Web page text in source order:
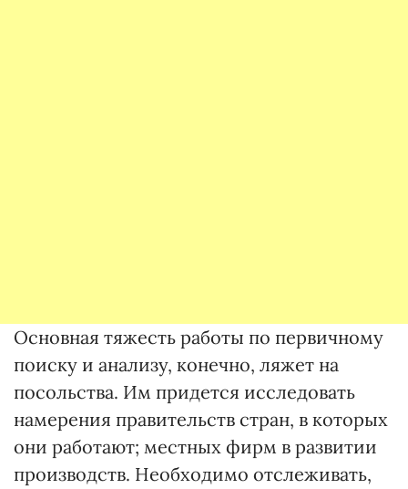
Основная тяжесть работы по первичному
поиску и анализу, конечно, ляжет на
посольства. Им придется исследовать
намерения правительств стран, в которых
они работают; местных фирм в развитии
производств. Необходимо отслеживать,